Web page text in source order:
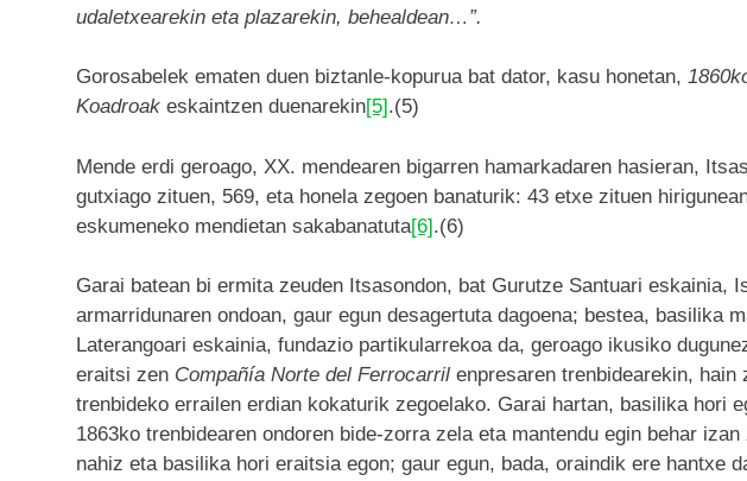
udaletxearekin eta plazarekin, behealdean…”.
Gorosabelek ematen duen biztanle-kopurua bat dator, kasu honetan,
Koadroak eskaintzen duenarekin[5].(5)
Mende erdi geroago, XX. mendearen bigarren hamarkadaren hasieran,
gutxiago zituen, 569, eta honela zegoen banaturik: 43 etxe zituen
eskumeneko mendietan sakabanatuta[6].(6)
Garai batean bi ermita zeuden Itsasondon, bat Gurutze Santuari eskainia,
armarridunaren ondoan, gaur egun desagertuta dagoena; bestea, basilika
Laterangoari eskainia, fundazio partikularrekoa da, geroago ikusiko
eraitsi zen Compañía Norte del Ferrocarril enpresaren trenbidearekin, hain
trenbideko errailen erdian kokaturik zegoelako. Garai hartan, basilika hori
1863ko trenbidearen ondoren bide-zorra zela eta mantendu egin behar
nahiz eta basilika hori eraitsia egon; gaur egun, bada, oraindik ere hantxe